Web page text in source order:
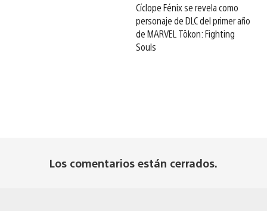
Cíclope Fénix se revela como
personaje de DLC del primer año
de MARVEL Tōkon: Fighting
Souls
Los comentarios están cerrados.